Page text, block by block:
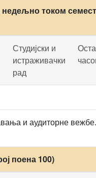
недељно током
Студијски и
истраживачки
рад
и аудиторне вежбе.
поена 100)